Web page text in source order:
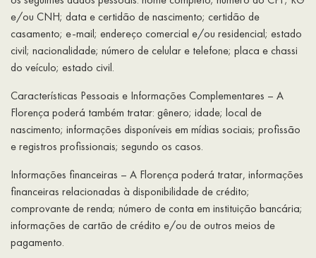
e/ou CNH; data e certidão de nascimento; certidão de
casamento; e-mail; endereço comercial e/ou residencial; estado
civil; nacionalidade; número de celular e telefone; placa e chassi
do veículo; estado civil.
Características Pessoais e Informações Complementares – A
Florença poderá também tratar: gênero; idade; local de
nascimento; informações disponíveis em mídias sociais; profissão
e registros profissionais; segundo os casos.
Informações financeiras – A Florença poderá tratar, informações
financeiras relacionadas à disponibilidade de crédito;
comprovante de renda; número de conta em instituição bancária;
informações de cartão de crédito e/ou de outros meios de
pagamento.